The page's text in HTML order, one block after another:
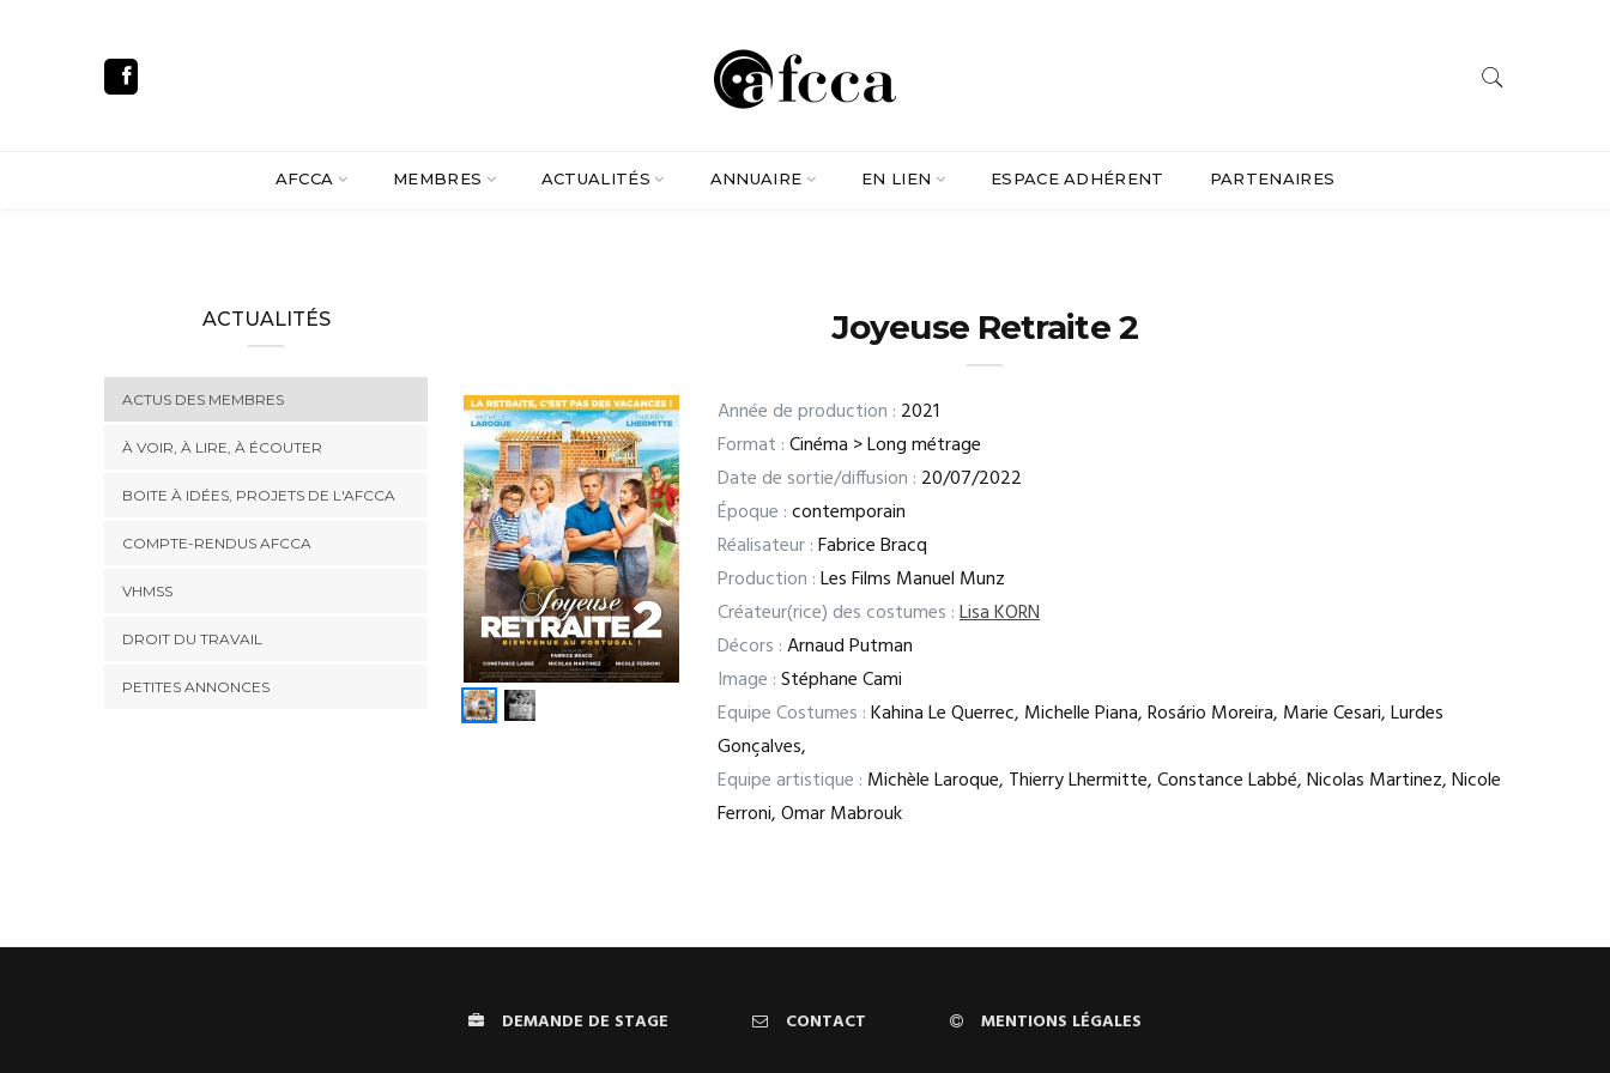
AFCCA MEMBRES ACTUALITÉS ANNUAIRE EN LIEN ESPACE ADHÉRENT PARTENAIRES
Joyeuse Retraite 2
Année de production : 2021
Format :Cinéma > Long métrage
Date de sortie/diffusion : 20/07/2022
Époque :contemporain
Réalisateur :Fabrice Bracq
Production :Les Films Manuel Munz
Créateur(rice) des costumes :Lisa KORN
Décors :Arnaud Putman
Image :Stéphane Cami
Equipe Costumes :Kahina Le Querrec, Michelle Piana, Rosário Moreira, Marie Cesari, Lurdes
Gonçalves,
Equipe artistique : Michèle Laroque, Thierry Lhermitte, Constance Labbé, Nicolas Martinez, Nicole
Ferroni, Omar Mabrouk
ACTUALITÉS
ACTUS DES MEMBRES
À VOIR, À LIRE, À ÉCOUTER
BOITE À IDÉES, PROJETS DE L'AFCCA
COMPTE-RENDUS AFCCA
VHMSS
DROIT DU TRAVAIL
PETITES ANNONCES
DEMANDE DE STAGE CONTACT MENTIONS LÉGALES